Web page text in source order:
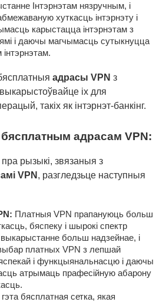
Інтэрнэтам нязручным, і
хуткасць інтэрнэту і
карыстацца інтэрнэтам з
і даючы магчымасць сутыкнуцца
адрасы VPN з
іх для
такіх як інтэрнэт-банкінг.
адрасам VPN:
рызыкі, звязаныя з
VPN , разгледзьце наступныя
Платныя VPN прапануюць больш
бяспеку і шырокі спектр
больш надзейнае, і
платных VPN з лепшай
і функцыянальнасцю і даючы
атрымаць прафесійную абарону
бясплатная сетка, якая